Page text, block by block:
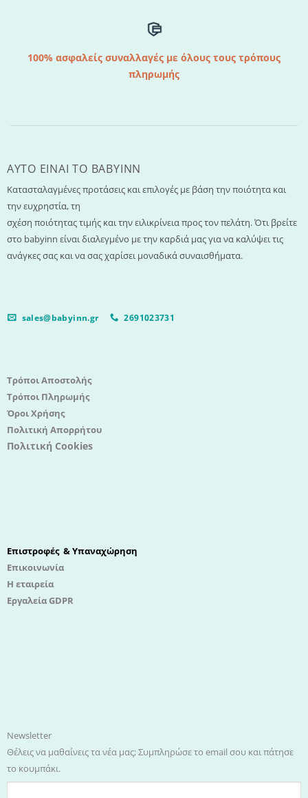
100% ασφαλείς συναλλαγές με όλους τους τρόπους
πληρωμής
AYTO EINAI TO ΒΑΒΥΙΝΝ
Κατασταλαγμένες προτάσεις και επιλογές με βάση την ποιότητα και
την ευχρηστία, τη
σχέση ποιότητας τιμής και την ειλικρίνεια προς τον πελάτη. Ότι βρείτε
στο babyinn είναι διαλεγμένο με την καρδιά μας για να καλύψει τις
ανάγκες σας και να σας χαρίσει μοναδικά συναισθήματα.
sales@babyinn.gr 2691023731
Τρόποι Αποστολής
Τρόποι Πληρωμής
Όροι Χρήσης
Πολιτική Απορρήτου
Πολιτική Cookies
Επιστροφές & Υπαναχώρηση
Επικοινωνία
Η εταιρεία
Εργαλεία GDPR
Newsletter
Θέλεις να μαθαίνεις τα νέα μας; Συμπληρώσε το email σου και πάτησε
το κουμπάκι.